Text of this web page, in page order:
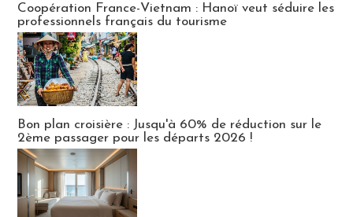
Coopération France-Vietnam : Hanoï veut séduire les
professionnels français du tourisme
Bon plan croisière : Jusqu'à 60% de réduction sur le
2ème passager pour les départs 2026 !